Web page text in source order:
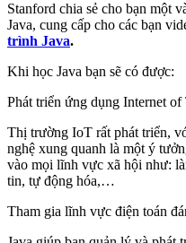
Stanford chia sẻ cho bạn một
Java, cung cấp cho các bạn
trình Java.
Khi học Java bạn sẽ có được:
Phát triển ứng dụng Internet
Thị trường IoT rất phát triển,
nghệ xung quanh là một ý
vào mọi lĩnh vực xã hội như:
tin, tự động hóa,…
Tham gia lĩnh vực điện toán